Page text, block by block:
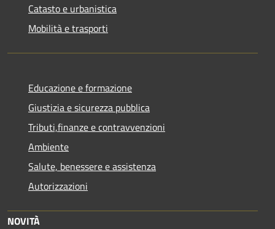
Catasto e urbanistica
Mobilità e trasporti
Educazione e formazione
Giustizia e sicurezza pubblica
Tributi,finanze e contravvenzioni
Ambiente
Salute, benessere e assistenza
Autorizzazioni
NOVITÀ